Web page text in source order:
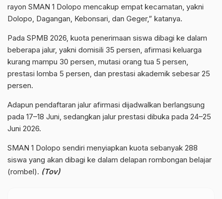
rayon SMAN 1 Dolopo mencakup empat kecamatan, yakni
Dolopo, Dagangan, Kebonsari, dan Geger,” katanya.
Pada SPMB 2026, kuota penerimaan siswa dibagi ke dalam
beberapa jalur, yakni domisili 35 persen, afirmasi keluarga
kurang mampu 30 persen, mutasi orang tua 5 persen,
prestasi lomba 5 persen, dan prestasi akademik sebesar 25
persen.
Adapun pendaftaran jalur afirmasi dijadwalkan berlangsung
pada 17–18 Juni, sedangkan jalur prestasi dibuka pada 24–25
Juni 2026.
SMAN 1 Dolopo sendiri menyiapkan kuota sebanyak 288
siswa yang akan dibagi ke dalam delapan rombongan belajar
(rombel). (Tov)